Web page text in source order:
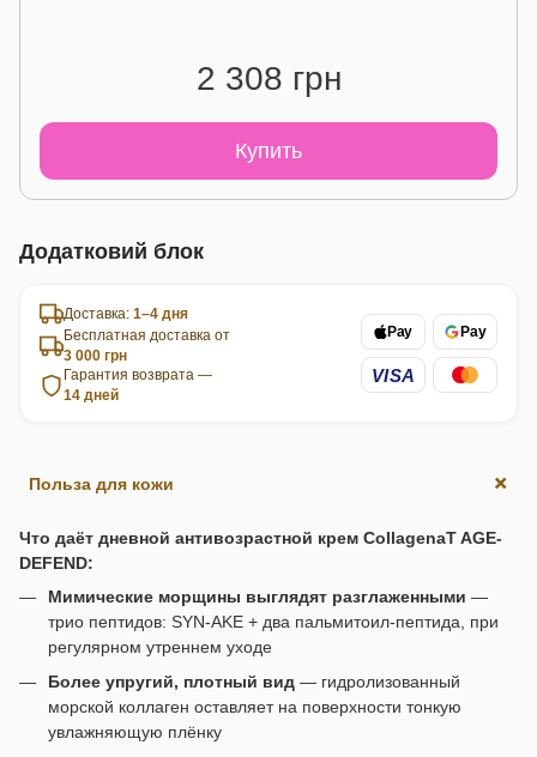
2 308 грн
Купить
Додатковий блок
Доставка: 1–4 дня
Бесплатная доставка от
3 000 грн
Гарантия возврата —
14 дней
Pay Pay
VISA
Польза для кожи
Что даёт дневной антивозрастной крем CollagenaT AGE-
DEFEND:
Мимические морщины выглядят разглаженными —
трио пептидов: SYN-AKE + два пальмитоил-пептида, при
регулярном утреннем уходе
Более упругий, плотный вид — гидролизованный
морской коллаген оставляет на поверхности тонкую
увлажняющую плёнку